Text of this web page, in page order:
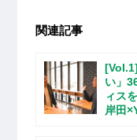
関連記事
い」
ィス
岸田